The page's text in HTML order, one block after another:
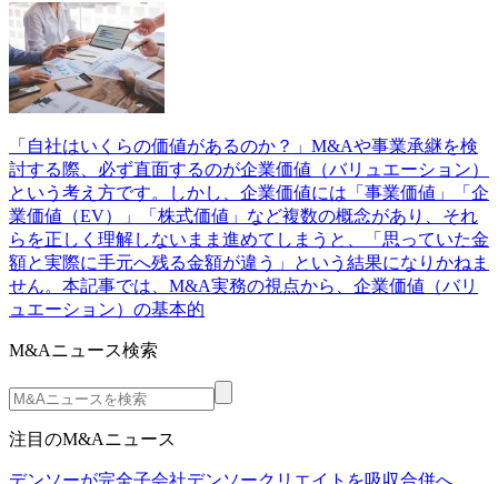
「自社はいくらの価値があるのか？」M&Aや事業承継を検
討する際、必ず直面するのが企業価値（バリュエーション）
という考え方です。しかし、企業価値には「事業価値」「企
業価値（EV）」「株式価値」など複数の概念があり、それ
らを正しく理解しないまま進めてしまうと、「思っていた金
額と実際に手元へ残る金額が違う」という結果になりかねま
せん。本記事では、M&A実務の視点から、企業価値（バリ
ュエーション）の基本的
M&Aニュース検索
注目のM&Aニュース
デンソーが完全子会社デンソークリエイトを吸収合併へ